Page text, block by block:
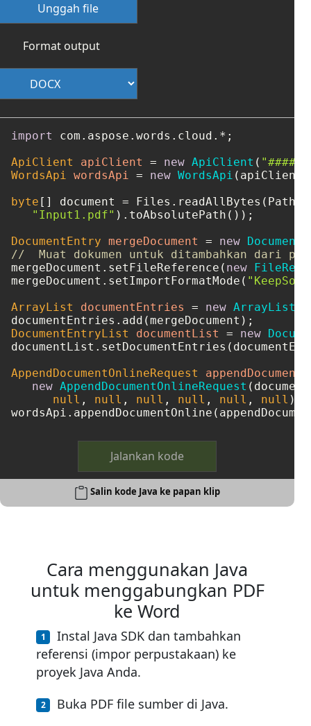
Unggah file
Format output
import
com.aspose.words.cloud.*;
ApiClient
apiClient = new ApiClient ( "####-
WordsApi wordsApi = new WordsApi
byte [] document =
"Input1.pdf" ).toAbsolutePath());
DocumentEntry mergeDocument = new
//  Muat dokumen untuk ditambahkan dari
mergeDocument.setFileReference( new
mergeDocument.setImportFormatMode(
ArrayList
documentEntries = new ArrayList
DocumentEntryList
documentList = new
AppendDocumentOnlineRequest
new AppendDocumentOnlineRequest
null , null , null , null , null , null );
Jalankan kode
Salin kode Java ke papan klip
Cara menggunakan Java
untuk menggabungkan PDF
ke Word
Instal Java SDK dan tambahkan
referensi (impor perpustakaan) ke
proyek Java Anda.
Buka PDF file sumber di Java.